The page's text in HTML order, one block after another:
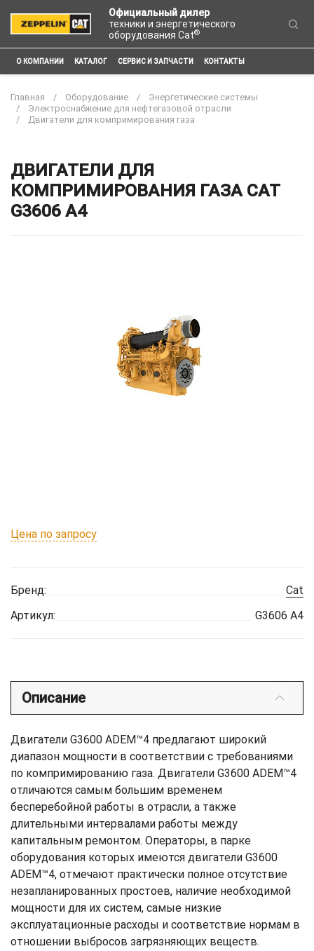
Официальный дилер
техники и энергетического
оборудования Cat®
О КОМПАНИИ КАТАЛОГ СЕРВИС И ЗАПЧАСТИ КОНТАКТЫ
Главная Оборудование
Энергетические системы
Электроснабжение для нефтегазовой отрасли
Двигатели для компримирования газа
ДВИГАТЕЛИ ДЛЯ
КОМПРИМИРОВАНИЯ ГАЗА CAT
G3606 A4
Цена по запросу
Бренд:
Cat
Артикул:
G3606 A4
Описание
Двигатели G3600 ADEM™4 предлагают широкий
диапазон мощности в соответствии с требованиями
по компримированию газа. Двигатели G3600 ADEM™4
отличаются самым большим временем
бесперебойной работы в отрасли, а также
длительными интервалами работы между
капитальным ремонтом. Операторы, в парке
оборудования которых имеются двигатели G3600
ADEM™4, отмечают практически полное отсутствие
незапланированных простоев, наличие необходимой
мощности для их систем, самые низкие
эксплуатационные расходы и соответствие нормам в
отношении выбросов загрязняющих веществ.